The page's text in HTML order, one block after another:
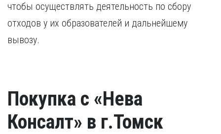
чтобы осуществлять деятельность по сбору
отходов у их образователей и дальнейшему
вывозу.
Покупка с «Нева
Консалт» в г.Томск